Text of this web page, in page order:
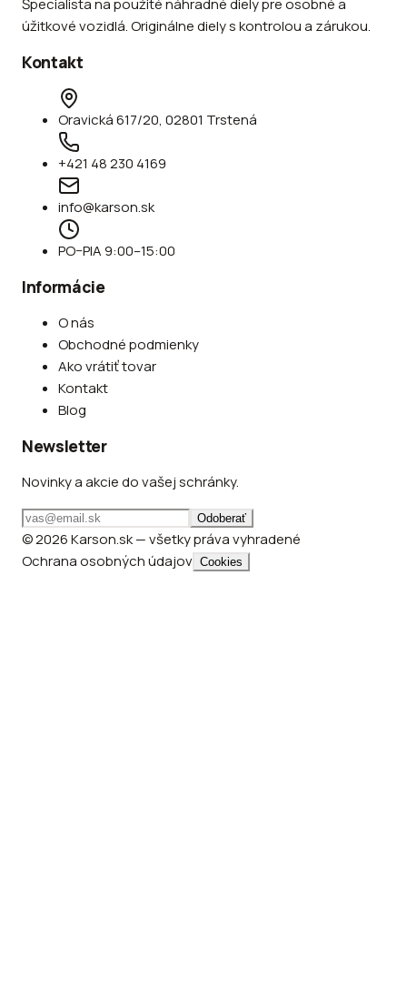
Špecialista na použité náhradné diely pre osobné a
úžitkové vozidlá. Originálne diely s kontrolou a zárukou.
Kontakt
Oravická 617/20, 02801 Trstená
+421 48 230 4169
info@karson.sk
PO–PIA 9:00–15:00
Informácie
O nás
Obchodné podmienky
Ako vrátiť tovar
Kontakt
Blog
Newsletter
Novinky a akcie do vašej schránky.
Odoberať
© 2026 Karson.sk — všetky práva vyhradené
Ochrana osobných údajov Cookies